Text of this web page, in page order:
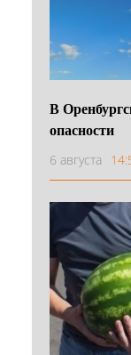
В
опасности
6 августа